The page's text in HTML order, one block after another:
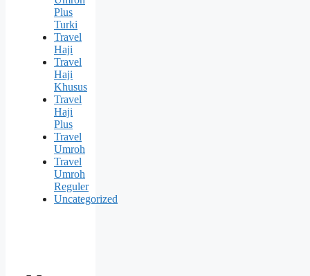
Plus
Turki
Travel
Haji
Travel
Haji
Khusus
Travel
Haji
Plus
Travel
Umroh
Travel
Umroh
Reguler
Uncategorized